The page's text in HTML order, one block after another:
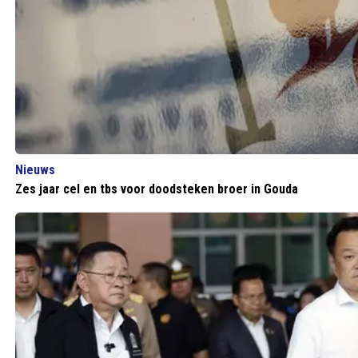
Nieuws
Zes jaar cel en tbs voor doodsteken broer in Gouda